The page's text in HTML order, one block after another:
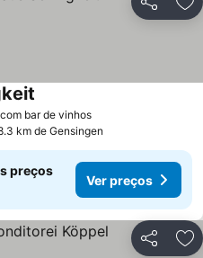
Partilhar
bar de vinhos
km de Gensingen
preços
Ver preços
Partilhar